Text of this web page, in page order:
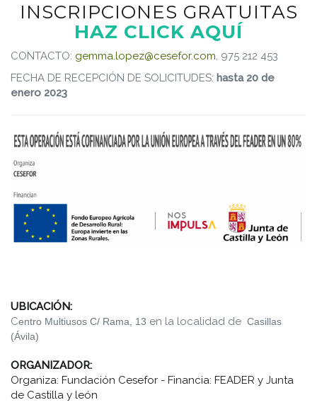
INSCRIPCIONES GRATUITAS
HAZ CLICK AQUÍ
CONTACTO: gemma.lopez@cesefor.com, 975 212 453
FECHA DE RECEPCIÓN DE SOLICITUDES: hasta 20 de
enero 2023
UBICACIÓN:
Centro Multiusos C/ Rama, 13 en la localidad de Casillas
(Ávila)
ORGANIZADOR:
Organiza: Fundación Cesefor - Financia: FEADER y Junta
de Castilla y león